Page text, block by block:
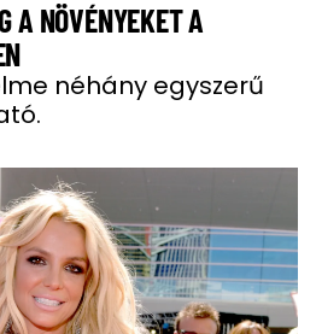
A NÖVÉNYEKET A
néhány egyszerű